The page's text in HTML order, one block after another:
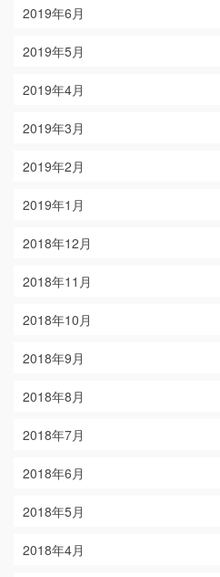
2019年6月
2019年5月
2019年4月
2019年3月
2019年2月
2019年1月
2018年12月
2018年11月
2018年10月
2018年9月
2018年8月
2018年7月
2018年6月
2018年5月
2018年4月